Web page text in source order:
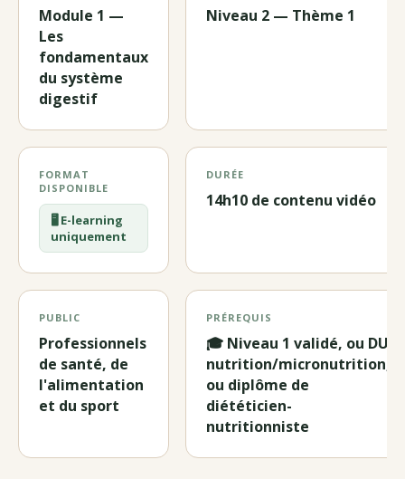
Module 1 —
Les
fondamentaux
du système
digestif
Niveau 2 — Thème 1
FORMAT
DISPONIBLE
🖥️ E-learning
uniquement
DURÉE
14h10 de contenu vidéo
PUBLIC
Professionnels
de santé, de
l'alimentation
et du sport
PRÉREQUIS
🎓 Niveau 1 validé, ou DU
nutrition/micronutrition,
ou diplôme de
diététicien-
nutritionniste